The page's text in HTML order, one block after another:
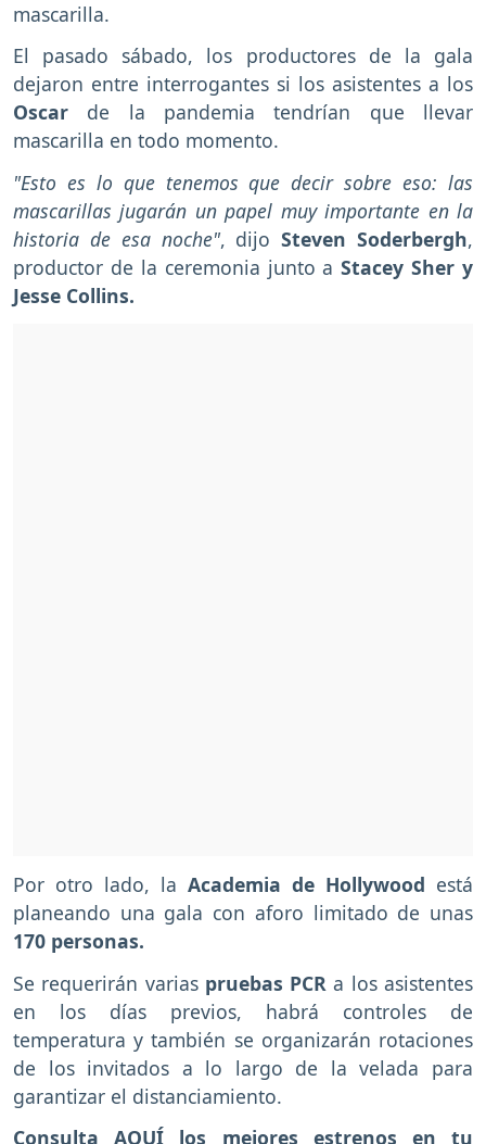
mascarilla.
El pasado sábado, los productores de la gala
dejaron entre interrogantes si los asistentes a los
Oscar de la pandemia tendrían que llevar
mascarilla en todo momento.
"Esto es lo que tenemos que decir sobre eso: las
mascarillas jugarán un papel muy importante en la
historia de esa noche", dijoSteven Soderbergh,
productor de la ceremonia junto aStacey Sher y
Jesse Collins.
Por otro lado, la Academia de Hollywood está
planeando una gala con aforo limitado de unas
170 personas.
Se requerirán varias pruebas PCR a los asistentes
en los días previos, habrá controles de
temperatura y también se organizarán rotaciones
de los invitados a lo largo de la velada para
garantizar el distanciamiento.
Consulta AQUÍ los mejores estrenos en tu